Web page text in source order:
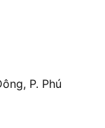
P. Phú